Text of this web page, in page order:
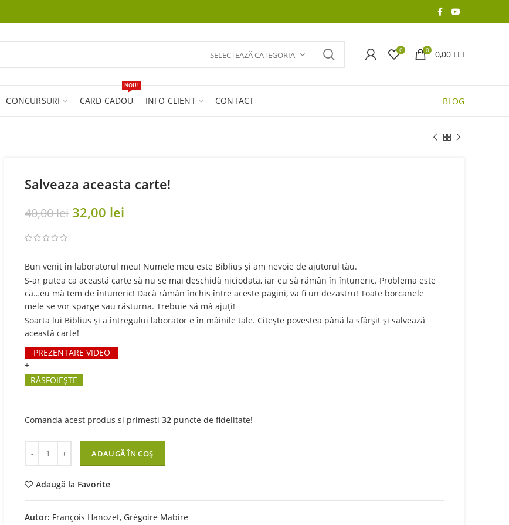
SELECTEAZĂ CATEGORIA 0 0 0,00 LEI
CONCURSURI CARD CADOU
NOU!
INFO CLIENT CONTACT BLOG
Salveaza aceasta carte!
40,00lei Original
32,00 lei
Bun venit în laboratorul meu! Numele meu este Biblius și am nevoie de ajutorul tău.
S-ar putea ca această carte să nu se mai deschidă niciodată, iar eu să rămân în întuneric. Problema este
că…eu mă tem de întuneric! Dacă râmân închis între aceste pagini, va fi un dezastru! Toate borcanele
mele se vor sparge sau răsturna. Trebuie să mâ ajuți!
Soarta lui Biblius și a întregului laborator e în mâinile tale. Citește povestea până la sfârșit și salvează
această carte!
PREZENTARE VIDEO
+
RĂSFOIEȘTE
Comanda acest produs si primesti32 puncte de fidelitate!
ADAUGĂ ÎN COȘ
Adaugă la Favorite
Autor: François Hanozet, Grégoire Mabire